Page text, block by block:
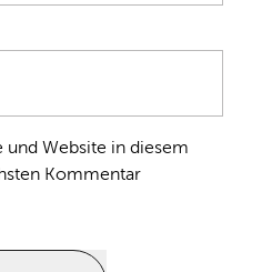
und Website in diesem
Kommentar